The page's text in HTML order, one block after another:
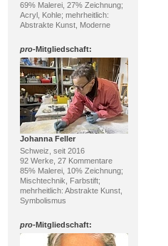
69% Malerei, 27% Zeichnung;
Acryl, Kohle; mehrheitlich:
Abstrakte Kunst, Moderne
pro-Mitgliedschaft:
Johanna Feller
Schweiz, seit 2016
92 Werke, 27 Kommentare
85% Malerei, 10% Zeichnung;
Mischtechnik, Farbstift;
mehrheitlich: Abstrakte Kunst,
Symbolismus
pro-Mitgliedschaft: